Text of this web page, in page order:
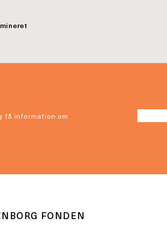
få information om
FONDEN